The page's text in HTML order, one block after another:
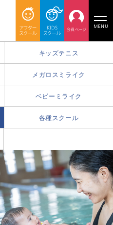
MENU
キッズテニス
メガロスミライク
ベビーミライク
各種スクール